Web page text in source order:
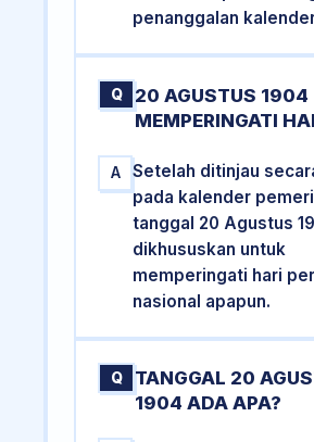
penanggalan
Q
20 AGUSTUS 1904
MEMPERINGATI
A
Setelah ditinjau
pada kalender
tanggal 20 Agustus
dikhususkan untuk
memperingati hari
nasional apapun.
Q
TANGGAL 20
1904 ADA APA?